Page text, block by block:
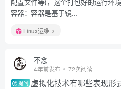
配置文件等)，这个打包好的运行环
容器：容器是基于镜...
Linux运维
不念
4年前发布 72次阅读
提问 虚拟化技术有哪些表现形